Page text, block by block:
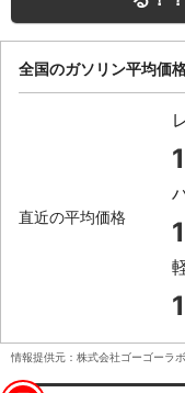
全国のガソリン平均価
直近の平均価格
情報提供元：株式会社ゴーゴーラボ